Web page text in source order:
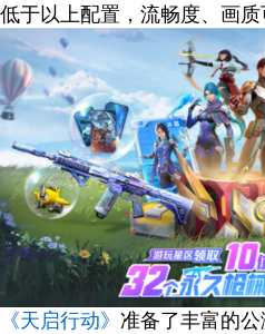
低于以上配置，流畅度、画质
《天启行动》 准备了丰富的